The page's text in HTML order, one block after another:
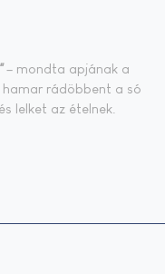
– mondta apjának a
hamar rádöbbent a só
lelket az ételnek.